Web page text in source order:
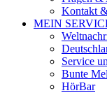
Kontakt
MEIN
Service
Bunte
HörBar